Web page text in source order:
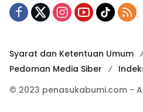
Syarat dan Ketentuan Umum
Pedoman Media Siber
© 2023 penasukabumi.com -